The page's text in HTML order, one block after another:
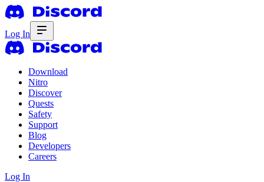
Log In
Download
Nitro
Discover
Quests
Safety
Support
Blog
Developers
Careers
Log In